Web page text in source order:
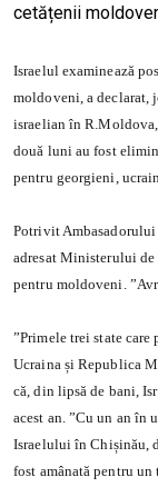
Israelul examinează
moldoveni, a declarat,
israelian în
două luni au fost
pentru georgieni,
Potrivit
adresat Ministerului de
pentru moldoveni.
”Primele trei state
Ucraina și Republica
că, din lipsă de bani,
acest an. ”Cu un an în
Israelului în Chișinău,
fost amânată pentru